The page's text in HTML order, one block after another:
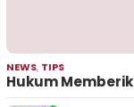
NEWS, TIPS
Hukum